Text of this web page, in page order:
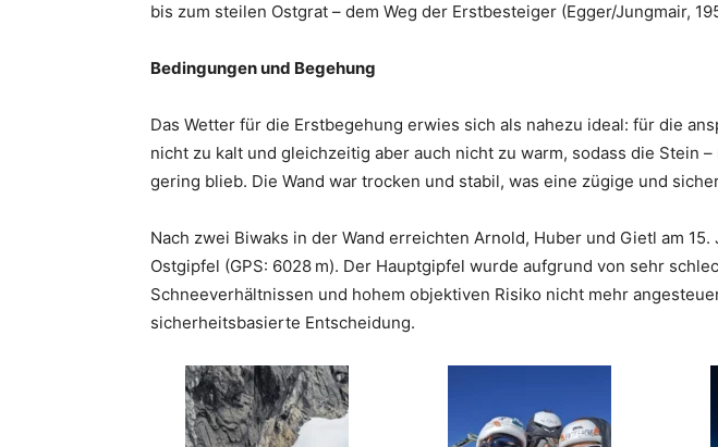
bis zum steilen Ostgrat – dem Weg der Erstbesteiger (Egger/Jungmair,
Bedingungen und Begehung
Das Wetter für die Erstbegehung erwies sich als nahezu ideal: für die
nicht zu kalt und gleichzeitig aber auch nicht zu warm, sodass die Stein
gering blieb. Die Wand war trocken und stabil, was eine zügige und
Nach zwei Biwaks in der Wand erreichten Arnold, Huber und Gietl am 15.
Ostgipfel (GPS: 6028 m). Der Hauptgipfel wurde aufgrund von sehr
Schneeverhältnissen und hohem objektiven Risiko nicht mehr
sicherheitsbasierte Entscheidung.